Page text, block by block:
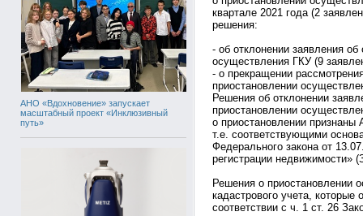
АНО «Вдохновение» запускает
масштабный проект «Инклюзивный
путь»
квартале 2021 года (2
решения:
- об отклонении заявления
осуществления ГКУ (9
- о прекращении
приостановлении
Решения об отклонении
приостановлении
о приостановлении
т.е. соответствующими
Федерального закона от
регистрации недвижимости»
Решения о приостановлении
кадастрового учета,
соответствии с ч. 1 ст. 26